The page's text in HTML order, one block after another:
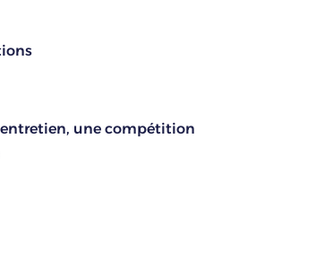
une compétition